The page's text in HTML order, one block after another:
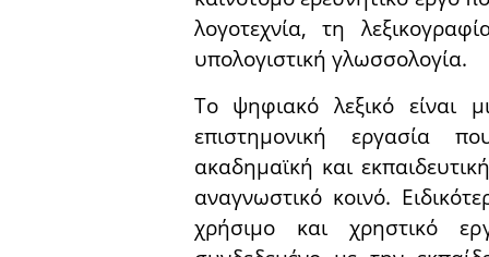
λογοτεχνία, τη
υπολογιστική γλωσσολογία.
Το ψηφιακό λεξικό είναι
επιστημονική εργασία
ακαδημαϊκή και
αναγνωστικό κοινό.
χρήσιμο και χρηστικό